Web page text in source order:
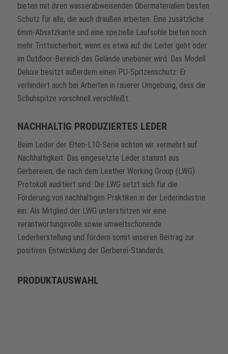
bieten mit ihren wasserabweisenden Obermaterialien besten
Schutz für alle, die auch draußen arbeiten. Eine zusätzliche
6mm-Absatzkante und eine spezielle Laufsohle bieten noch
mehr Trittsicherheit, wenn es etwa auf die Leiter geht oder
im Outdoor-Bereich das Gelände unebener wird. Das Modell
Deluxe besitzt außerdem einen PU-Spitzenschutz: Er
verhindert auch bei Arbeiten in rauerer Umgebung, dass die
Schuhspitze vorschnell verschleißt.
NACHHALTIG PRODUZIERTES LEDER
Beim Leder der Elten-L10-Serie achten wir vermehrt auf
Nachhaltigkeit: Das eingesetzte Leder stammt aus
Gerbereien, die nach dem Leather Working Group (LWG)
Protokoll auditiert sind. Die LWG setzt sich für die
Förderung von nachhaltigen Praktiken in der Lederindustrie
ein. Als Mitglied der LWG unterstützen wir eine
verantwortungsvolle sowie umweltschonende
Lederherstellung und fördern somit unseren Beitrag zur
positiven Entwicklung der Gerberei-Standards.
PRODUKTAUSWAHL